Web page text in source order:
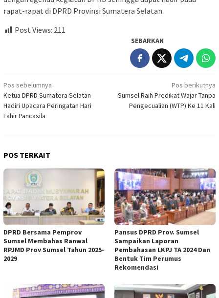
rapat-rapat di DPRD Provinsi Sumatera Selatan.
Post Views: 211
SEBARKAN
Navigasi
pos
Pos sebelumnya
Ketua DPRD Sumatera Selatan
Hadiri Upacara Peringatan Hari
Lahir Pancasila
Pos berikutnya
Sumsel Raih Predikat Wajar Tanpa
Pengecualian (WTP) Ke 11 Kali
POS TERKAIT
DPRD Bersama Pemprov
Sumsel Membahas Ranwal
RPJMD Prov Sumsel Tahun 2025-
2029
Pansus DPRD Prov. Sumsel
Sampaikan Laporan
Pembahasan LKPJ TA 2024 Dan
Bentuk Tim Perumus
Rekomendasi